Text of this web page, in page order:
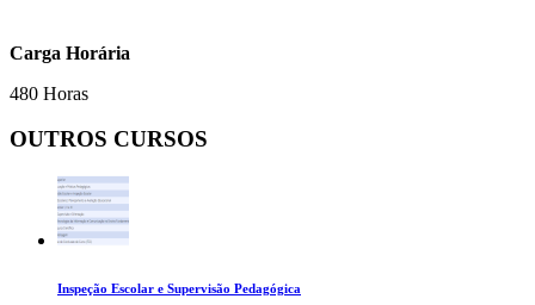
Carga Horária
480 Horas
OUTROS CURSOS
Inspeção Escolar e Supervisão Pedagógica